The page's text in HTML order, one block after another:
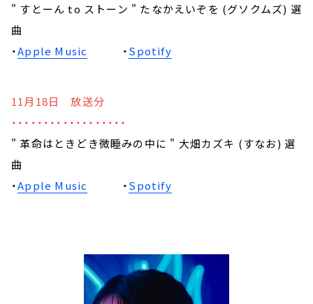
" すとーん to ストーン " たなかえいぞを (グソクムズ) 選
曲
・Apple Music ・Spotify
11月18日 放送分
・・・・・・・・・・・・・・・・・・
" 革命はときどき微睡みの中に " 大畑カズキ (すなお) 選
曲
・Apple Music ・Spotify